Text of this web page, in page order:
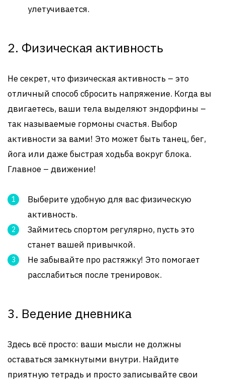
улетучивается.
2. Физическая активность
Не секрет, что физическая активность – это
отличный способ сбросить напряжение. Когда вы
двигаетесь, ваши тела выделяют эндорфины –
так называемые гормоны счастья. Выбор
активности за вами! Это может быть танец, бег,
йога или даже быстрая ходьба вокруг блока.
Главное – движение!
Выберите удобную для вас физическую
активность.
Займитесь спортом регулярно, пусть это
станет вашей привычкой.
Не забывайте про растяжку! Это помогает
расслабиться после тренировок.
3. Ведение дневника
Здесь всё просто: ваши мысли не должны
оставаться замкнутыми внутри. Найдите
приятную тетрадь и просто записывайте свои